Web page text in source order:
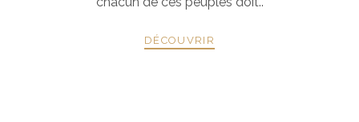
DÉCOUVRIR